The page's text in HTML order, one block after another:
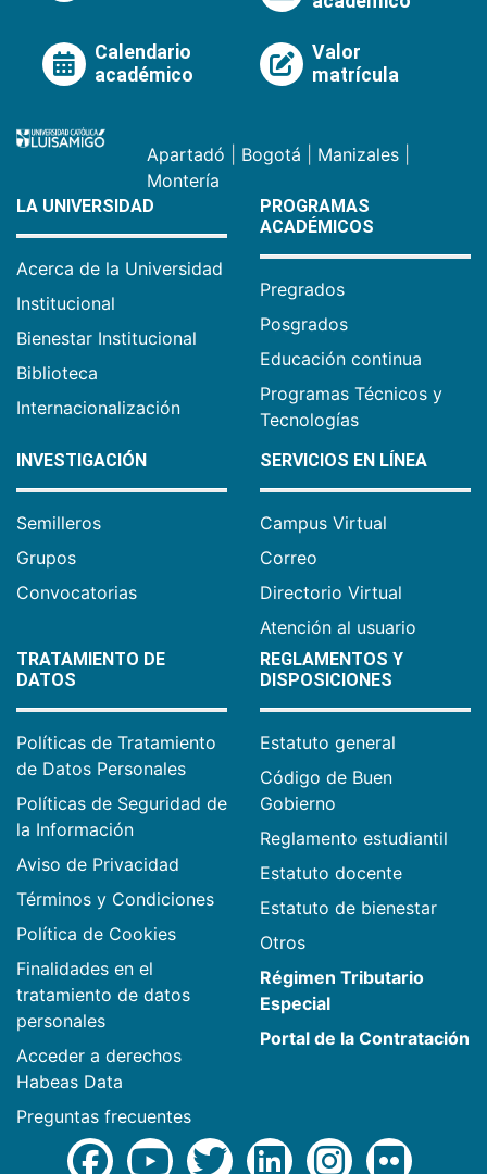
Calendario
académico
Valor
matrícula
Apartadó Bogotá Manizales
Montería
LA UNIVERSIDAD
Acerca de la Universidad
Institucional
Bienestar Institucional
Biblioteca
Internacionalización
PROGRAMAS
ACADÉMICOS
Pregrados
Posgrados
Educación continua
Programas Técnicos y
Tecnologías
INVESTIGACIÓN
Semilleros
Grupos
Convocatorias
SERVICIOS EN LÍNEA
Campus Virtual
Correo
Directorio Virtual
Atención al usuario
TRATAMIENTO DE
DATOS
Políticas de Tratamiento
de Datos Personales
Políticas de Seguridad de
la Información
Aviso de Privacidad
Términos y Condiciones
Política de Cookies
Finalidades en el
tratamiento de datos
personales
Acceder a derechos
Habeas Data
Preguntas frecuentes
REGLAMENTOS Y
DISPOSICIONES
Estatuto general
Código de Buen
Gobierno
Reglamento estudiantil
Estatuto docente
Estatuto de bienestar
Otros
Régimen Tributario
Especial
Portal de la Contratación